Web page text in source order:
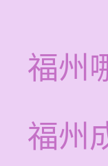
福州
福州